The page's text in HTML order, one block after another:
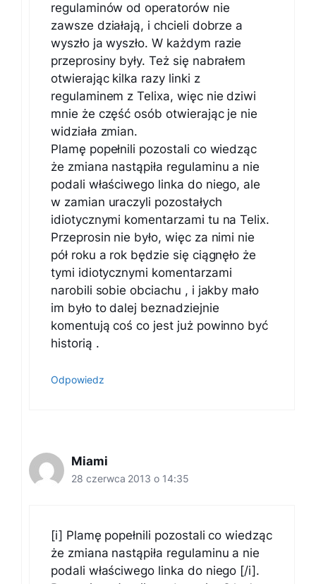
regulaminów od operatorów nie
zawsze działają, i chcieli dobrze a
wyszło ja wyszło. W każdym razie
przeprosiny były. Też się nabrałem
otwierając kilka razy linki z
regulaminem z Telixa, więc nie dziwi
mnie że część osób otwierając je nie
widziała zmian.
Plamę popełnili pozostali co wiedząc
że zmiana nastąpiła regulaminu a nie
podali właściwego linka do niego, ale
w zamian uraczyli pozostałych
idiotycznymi komentarzami tu na Telix.
Przeprosin nie było, więc za nimi nie
pół roku a rok będzie się ciągnęło że
tymi idiotycznymi komentarzami
narobili sobie obciachu , i jakby mało
im było to dalej beznadziejnie
komentują coś co jest już powinno być
historią .
Odpowiedz
Miami
28 czerwca 2013 o 14:35
[i] Plamę popełnili pozostali co wiedząc
że zmiana nastąpiła regulaminu a nie
podali właściwego linka do niego [/i].